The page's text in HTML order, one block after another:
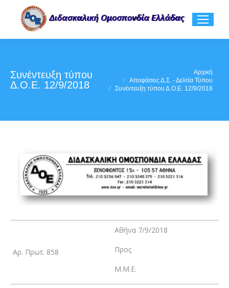
Συνέντευξη τύπου
Δ.Ο.Ε. 12/9/2018
Αρχική
Αποφάσεις Δ.Σ. - Δελτία Τύπου
Συνέντευξη τύπου Δ.Ο.Ε. 12/9/2018
Αρ. Πρωτ. 858
Αθήνα 7/9/2018
Προς
Μ.Μ.Ε.